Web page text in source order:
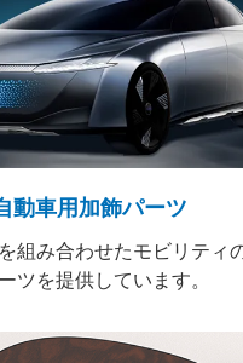
動車用加飾パーツ
組み合わせたモビリティ
ツを提供しています。